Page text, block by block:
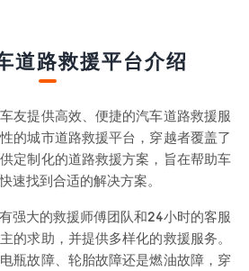
道路救援平台介绍
友提供高效、便捷的汽车道路救援服
的城市道路救援平台，穿越者覆盖了
定制化的道路救援方案，旨在帮助车
速找到合适的解决方案。
强大的救援师傅团队和24小时的客服
的求助，并提供多样化的救援服务。
瓶故障、轮胎故障还是燃油故障，穿